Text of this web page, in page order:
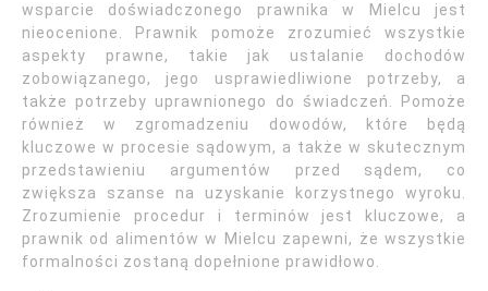
wsparcie doświadczonego prawnika w Mielcu jest
nieocenione. Prawnik pomoże zrozumieć wszystkie
aspekty prawne, takie jak ustalanie dochodów
zobowiązanego, jego usprawiedliwione potrzeby, a
także potrzeby uprawnionego do świadczeń. Pomoże
również w zgromadzeniu dowodów, które będą
kluczowe w procesie sądowym, a także w skutecznym
przedstawieniu argumentów przed sądem, co
zwiększa szanse na uzyskanie korzystnego wyroku.
Zrozumienie procedur i terminów jest kluczowe, a
prawnik od alimentów w Mielcu zapewni, że wszystkie
formalności zostaną dopełnione prawidłowo.